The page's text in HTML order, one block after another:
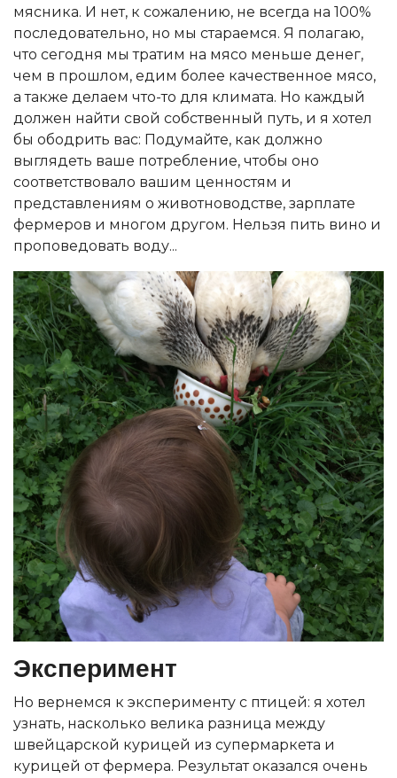
мясника. И нет, к сожалению, не всегда на 100%
последовательно, но мы стараемся. Я полагаю,
что сегодня мы тратим на мясо меньше денег,
чем в прошлом, едим более качественное мясо,
а также делаем что-то для климата. Но каждый
должен найти свой собственный путь, и я хотел
бы ободрить вас: Подумайте, как должно
выглядеть ваше потребление, чтобы оно
соответствовало вашим ценностям и
представлениям о животноводстве, зарплате
фермеров и многом другом. Нельзя пить вино и
проповедовать воду...
Эксперимент
Но вернемся к эксперименту с птицей: я хотел
узнать, насколько велика разница между
швейцарской курицей из супермаркета и
курицей от фермера. Результат оказался очень